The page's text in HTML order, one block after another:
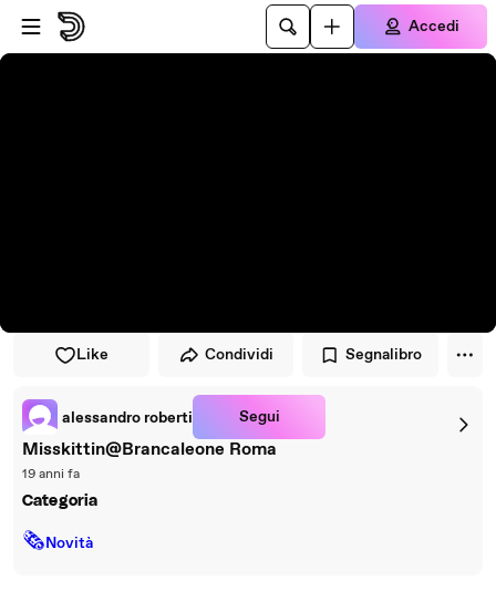
Vai al lettore
Passa al contenuto principale
Accedi
Like Condividi Segnalibro
alessandro roberti Segui
Misskittin@Brancaleone Roma
19 anni fa
Categoria
🗞Novità